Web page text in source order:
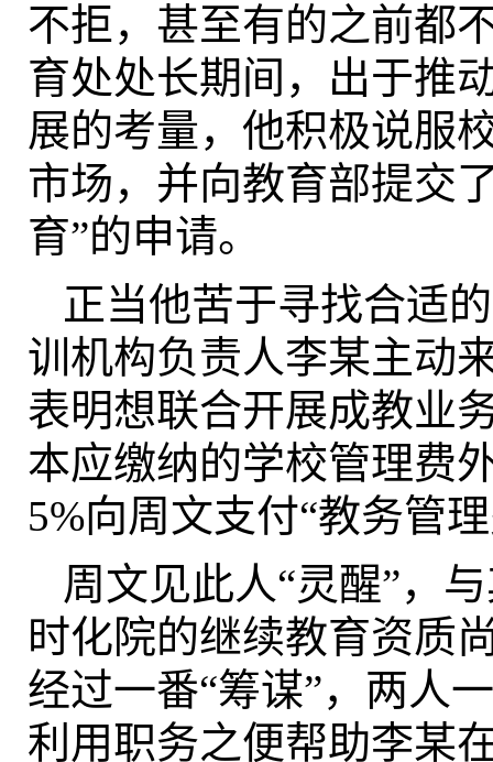
不拒，甚至有的之前都
育处处长期间，出于推
展的考量，他积极说服
市场，并向教育部提交
育”的申请。
正当他苦于寻找合适
训机构负责人李某主动
表明想联合开展成教业
本应缴纳的学校管理费
5%向周文支付“教务管
周文见此人“灵醒”，
时化院的继续教育资质
经过一番“筹谋”，两人
利用职务之便帮助李某